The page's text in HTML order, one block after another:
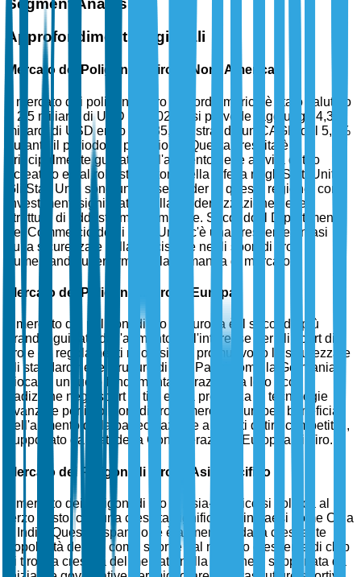
Segment Analysis
Approfondimenti Regionali
Mercato dei Poligoni di Tiro in Nord America
Il mercato dei poligoni di tiro in Nord America è stato valutato
a 2,5 miliardi di USD nel 2025 e si prevede raggiunga 4,3
miliardi di USD entro il 2035, registrando un CAGR del 5,3%
durante il periodo di previsione. Questa crescita è
principalmente guidata dall'aumento delle attività di tiro
ricreativo e dal robusto settore della difesa negli Stati Uniti.
Gli Stati Uniti sono un paese leader in questa regione, con
investimenti significativi nella modernizzazione delle
strutture di addestramento militare. Secondo il Dipartimento
del Commercio degli Stati Uniti, c'è una crescente enfasi
sulla sicurezza e sulla precisione negli sport di tiro,
aumentando ulteriormente la domanda di mercato.
Mercato dei Poligoni di Tiro in Europa
Il mercato dei poligoni di tiro in Europa è il secondo più
grande, guidato dall'aumento dell'interesse per gli sport di
tiro e da regolamenti rigorosi che promuovono la sicurezza e
gli standard nelle strutture di tiro. Paesi come la Germania
giocano un ruolo fondamentale grazie alla loro ricca
tradizione negli sport di tiro e alla presenza di tecnologie
avanzate per i poligoni di tiro. Il mercato europeo beneficia
dell'aumento della partecipazione a eventi di tiro competitivi,
supportato dai dati della Confederazione Europea di Tiro.
Mercato dei Poligoni di Tiro in Asia-Pacifico
Il mercato dei poligoni di tiro in Asia-Pacifico si colloca al
terzo posto, con una crescita significativa in paesi come Cina
e India. Questa espansione è alimentata dalla crescente
popolarità del tiro come sport e dal numero crescente di club
di tiro. La crescita del mercato nella regione è supportata da